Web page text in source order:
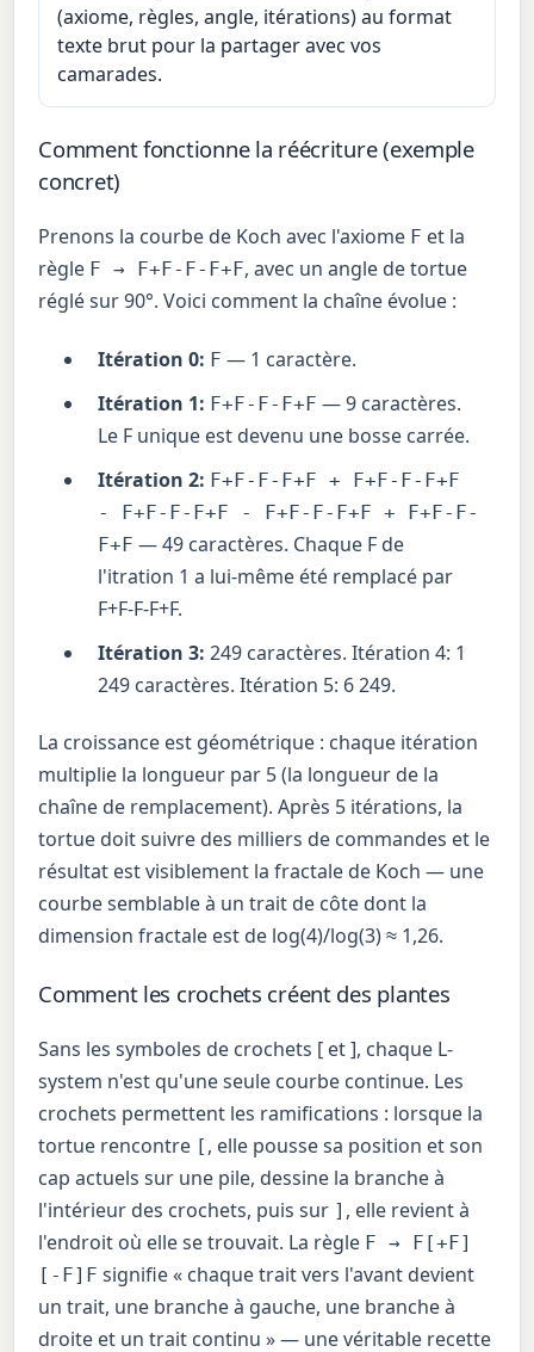
(axiome, règles, angle, itérations) au format
texte brut pour la partager avec vos
camarades.
Comment fonctionne la réécriture (exemple
concret)
Prenons la courbe de Koch avec l'axiome F et la
règle F → F+F-F-F+F, avec un angle de tortue
réglé sur 90°. Voici comment la chaîne évolue :
Itération 0: F — 1 caractère.
Itération 1: F+F-F-F+F — 9 caractères.
Le F unique est devenu une bosse carrée.
Itération 2: F+F-F-F+F + F+F-F-F+F
- F+F-F-F+F - F+F-F-F+F + F+F-F-
F+F — 49 caractères. Chaque F de
l'itration 1 a lui-même été remplacé par
F+F-F-F+F.
Itération 3: 249 caractères. Itération 4: 1
249 caractères. Itération 5: 6 249.
La croissance est géométrique : chaque itération
multiplie la longueur par 5 (la longueur de la
chaîne de remplacement). Après 5 itérations, la
tortue doit suivre des milliers de commandes et le
résultat est visiblement la fractale de Koch — une
courbe semblable à un trait de côte dont la
dimension fractale est de log(4)/log(3) ≈ 1,26.
Comment les crochets créent des plantes
Sans les symboles de crochets [ et ], chaque L-
system n'est qu'une seule courbe continue. Les
crochets permettent les ramifications : lorsque la
tortue rencontre [ , elle pousse sa position et son
cap actuels sur une pile, dessine la branche à
l'intérieur des crochets, puis sur ] , elle revient à
l'endroit où elle se trouvait. La règle F → F[+F]
[-F]F signifie « chaque trait vers l'avant devient
un trait, une branche à gauche, une branche à
droite et un trait continu » — une véritable recette